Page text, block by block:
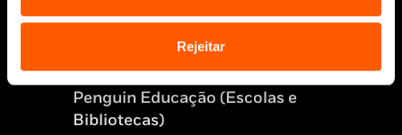
Rejeitar
Sobre nós
Bolsas Literárias
Penguin Educação (Escolas e
Bibliotecas)